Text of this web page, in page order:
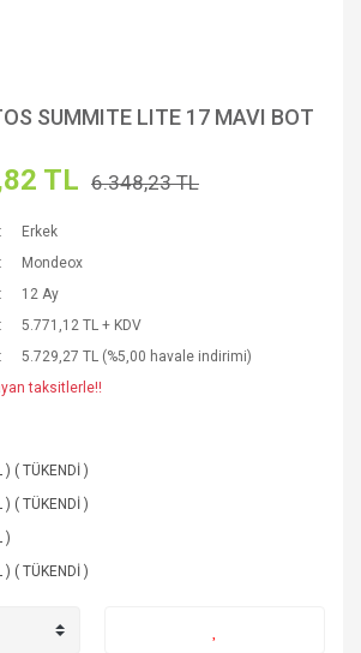
SUMMITE LITE 17 MAVI BOT
TL 6.348,23 TL
Erkek
Mondeox
12 Ay
5.771,12 TL + KDV
5.729,27 TL (%5,00 havale indirimi)
taksitlerle!!
( TÜKENDİ )
( TÜKENDİ )
)
( TÜKENDİ )